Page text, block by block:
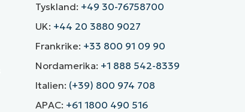
Tyskland: +49 30-76758700
UK: +44 20 3880 9027
Frankrike: +33 800 91 09 90
Nordamerika: +1 888 542-8339
Italien: (+39) 800 974 708
APAC: +61 1800 490 516